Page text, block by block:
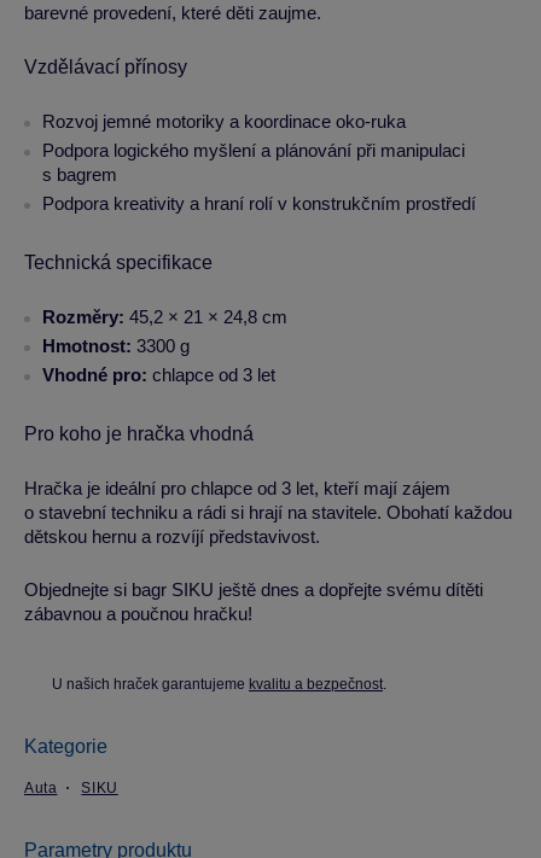
barevné provedení, které děti zaujme.
Vzdělávací přínosy
Rozvoj jemné motoriky a koordinace oko-ruka
Podpora logického myšlení a plánování při manipulaci
s bagrem
Podpora kreativity a hraní rolí v konstrukčním prostředí
Technická specifikace
Rozměry: 45,2 × 21 × 24,8 cm
Hmotnost: 3300 g
Vhodné pro: chlapce od 3 let
Pro koho je hračka vhodná
Hračka je ideální pro chlapce od 3 let, kteří mají zájem
o stavební techniku a rádi si hrají na stavitele. Obohatí každou
dětskou hernu a rozvíjí představivost.
Objednejte si bagr SIKU ještě dnes a dopřejte svému dítěti
zábavnou a poučnou hračku!
U našich hraček garantujeme kvalitu a bezpečnost.
Kategorie
Auta SIKU
Parametry produktu